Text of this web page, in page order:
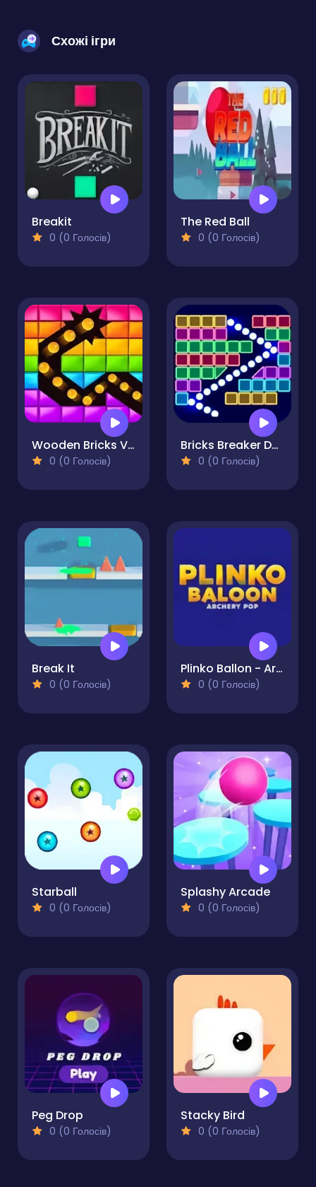
Схожі ігри
Breakit
0 (0 Голосів)
The Red Ball
0 (0 Голосів)
Wooden Bricks Vs Balls
0 (0 Голосів)
Bricks Breaker Deluxe
0 (0 Голосів)
Break It
0 (0 Голосів)
Plinko Ballon - Archery Pop
0 (0 Голосів)
Starball
0 (0 Голосів)
Splashy Arcade
0 (0 Голосів)
Peg Drop
0 (0 Голосів)
Stacky Bird
0 (0 Голосів)